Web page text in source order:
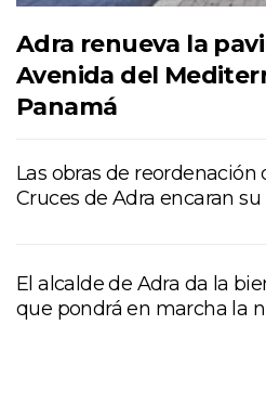
Adra renueva la
Avenida del
Panamá
Las obras de reordenación
Cruces de Adra encaran su
El alcalde de Adra da la
que pondrá en marcha la